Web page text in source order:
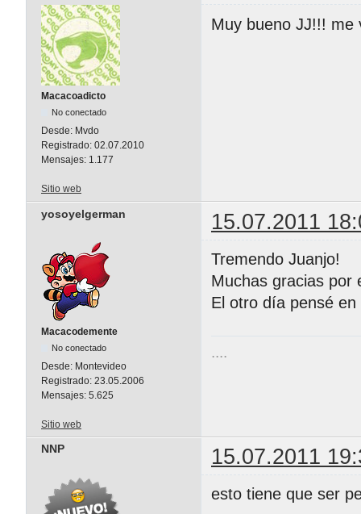
Macacoadicto
No conectado
Desde: Mvdo
Registrado: 02.07.2010
Mensajes: 1.177
Muy bueno JJ!!! me
Sitio web
yosoyelgerman 15.07.2011
Macacodemente
No conectado
Desde: Montevideo
Registrado: 23.05.2006
Mensajes: 5.625
Tremendo Juanjo!
Muchas gracias por
El otro día pensé
....
Sitio web
NNP 15.07.2011
esto tiene que ser